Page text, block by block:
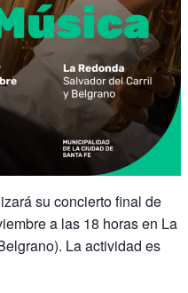
su concierto final de
a las 18 horas en La
La actividad es